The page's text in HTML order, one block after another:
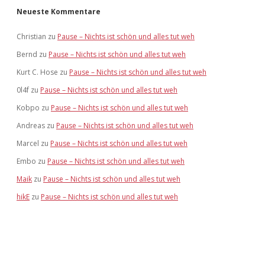
Neueste Kommentare
Christian zu Pause – Nichts ist schön und alles tut weh
Bernd zu Pause – Nichts ist schön und alles tut weh
Kurt C. Hose zu Pause – Nichts ist schön und alles tut weh
0l4f zu Pause – Nichts ist schön und alles tut weh
Kobpo zu Pause – Nichts ist schön und alles tut weh
Andreas zu Pause – Nichts ist schön und alles tut weh
Marcel zu Pause – Nichts ist schön und alles tut weh
Embo zu Pause – Nichts ist schön und alles tut weh
Maik zu Pause – Nichts ist schön und alles tut weh
hikE zu Pause – Nichts ist schön und alles tut weh